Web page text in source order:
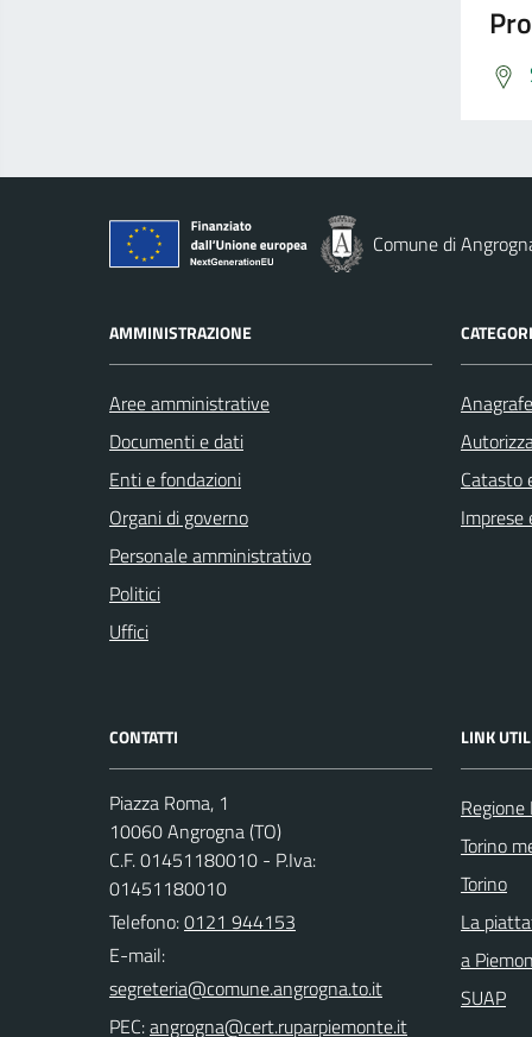
Comune di
AMMINISTRAZIONE
Aree amministrative
Documenti e dati
Enti e fondazioni
Organi di governo
Personale amministrativo
Politici
Uffici
Catasto
Imprese
CONTATTI
Piazza Roma, 1
10060 Angrogna (TO)
C.F. 01451180010 - P.Iva:
01451180010
Telefono:0121 944153
E-mail:
PEC:
LINK
Torino
Torino
La
a
SUAP